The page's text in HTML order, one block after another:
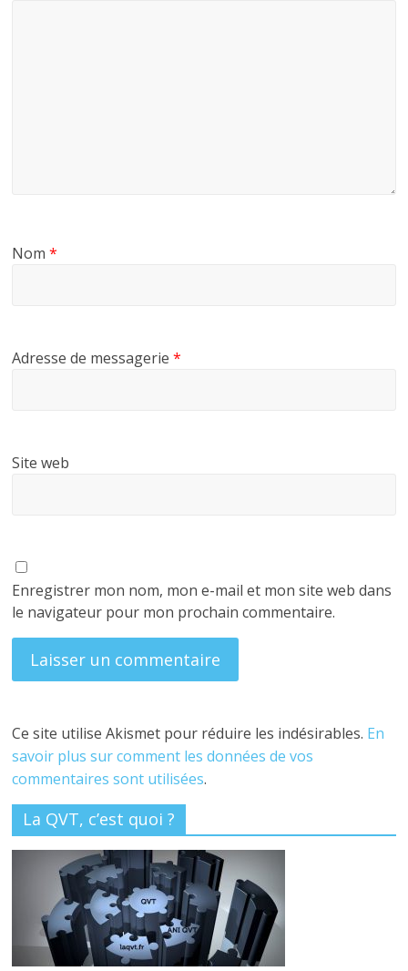
Nom*
Adresse de messagerie*
Site web
Enregistrer mon nom, mon e-mail et mon site web dans
le navigateur pour mon prochain commentaire.
Ce site utilise Akismet pour réduire les indésirables. En
savoir plus sur comment les données de vos
commentaires sont utilisées.
La QVT, c’est quoi ?